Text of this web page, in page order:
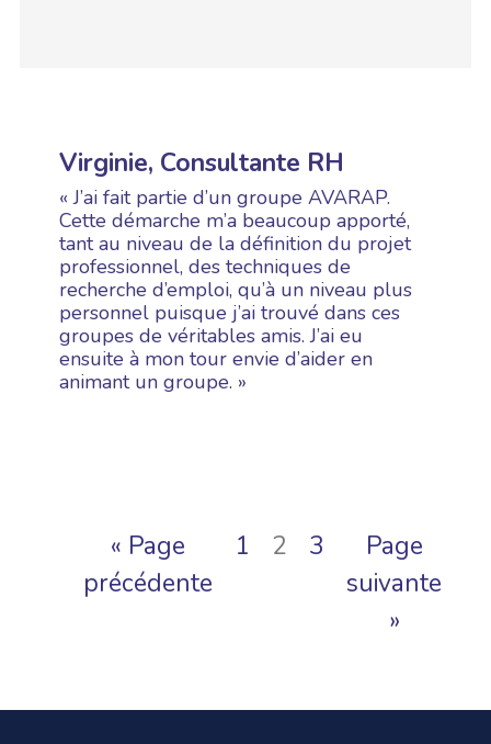
Virginie, Consultante RH
« J’ai fait partie d’un groupe AVARAP.
Cette démarche m’a beaucoup apporté,
tant au niveau de la définition du projet
professionnel, des techniques de
recherche d’emploi, qu’à un niveau plus
personnel puisque j’ai trouvé dans ces
groupes de véritables amis. J’ai eu
ensuite à mon tour envie d’aider en
animant un groupe. »
« Page
précédente
1 2 3
Page
suivante
»